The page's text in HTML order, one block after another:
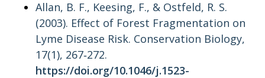
Allan, B. F., Keesing, F., & Ostfeld, R. S.
(2003). Effect of Forest Fragmentation on
Lyme Disease Risk. Conservation Biology,
17(1), 267‑272.
https://doi.org/10.1046/j.1523-